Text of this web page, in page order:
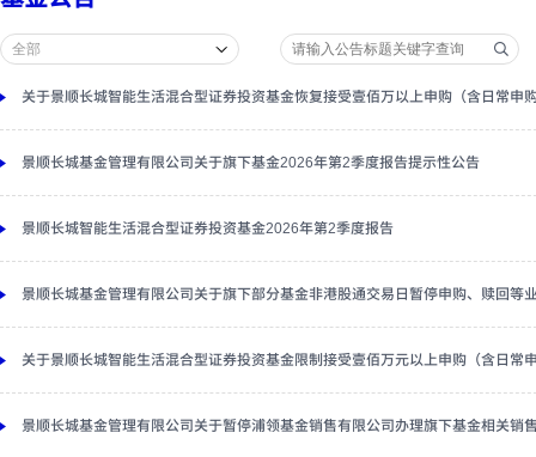
关于景顺长城智能生活混合型证券投资基金恢复接受壹佰万以上申购（含日常申
景顺长城基金管理有限公司关于旗下基金2026年第2季度报告提示性公告
景顺长城智能生活混合型证券投资基金2026年第2季度报告
景顺长城基金管理有限公司关于旗下部分基金非港股通交易日暂停申购、赎回等
关于景顺长城智能生活混合型证券投资基金限制接受壹佰万元以上申购（含日常
景顺长城基金管理有限公司关于暂停浦领基金销售有限公司办理旗下基金相关销